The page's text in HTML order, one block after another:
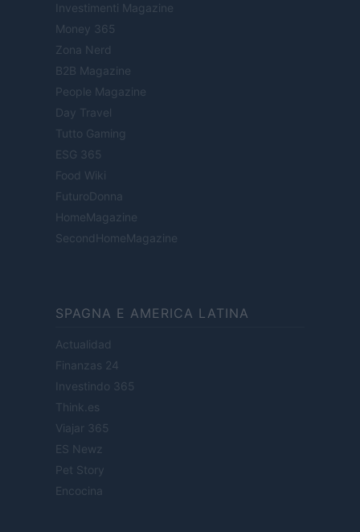
Investimenti Magazine
Money 365
Zona Nerd
B2B Magazine
People Magazine
Day Travel
Tutto Gaming
ESG 365
Food Wiki
FuturoDonna
HomeMagazine
SecondHomeMagazine
SPAGNA E AMERICA LATINA
Actualidad
Finanzas 24
Investindo 365
Think.es
Viajar 365
ES Newz
Pet Story
Encocina